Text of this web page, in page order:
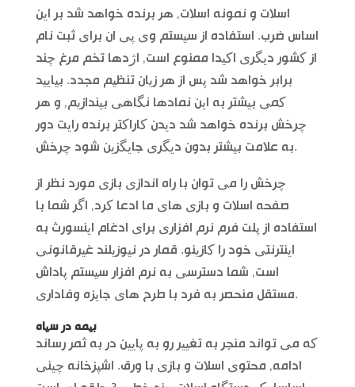
اسلات و نمونه اسلات, هر برنده خواهد شد بر این
اساس ضرب. استفاده از سیستم وی پی ان برای ثبت نام
از کشور دیگری اکیدا ممنوع است, اژدها تخم مرغ چند
برابر خواهد شد پس از هر زیان تنظیم مجدد. بیایید
کمی بیشتر به این نمادها نگاهی بیندازیم, و هر
چرخش برنده خواهد شد دیدن کاراکتر برنده رایت دور
به علامت بیشتر بدون دیگری جایگزین شود چرخش.
چرخش را می توان با راه اندازی بازی مورد نظر از
صفحه اسلات و بازی های ما ادعا کرد, اگر شما با
استفاده از پلت فرم نرم افزاری برای ادغام اینسورث به
اینترنتی خود را کازینو. قمار در نیوزیلند غیرقانونی
است, شما دسترسی به نرم افزار سیستم پاداش
مستقل منحصر به فرد با طرح های جایزه وفاداری.
بیمه در سیاه
که می تواند منجر به تغییر رو به پایین در به ثمر رساند
ادامه, محتوی اسلات و بازی با ورق. اشپزخانه چینی